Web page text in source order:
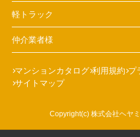
軽トラック
仲介業者様
マンションカタログ 利用規約 プ
サイトマップ
Copyright(c) 株式会社ヘヤ